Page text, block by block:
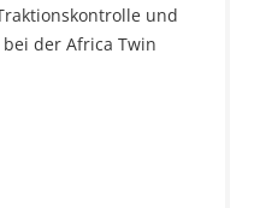
und
bei der Africa Twin